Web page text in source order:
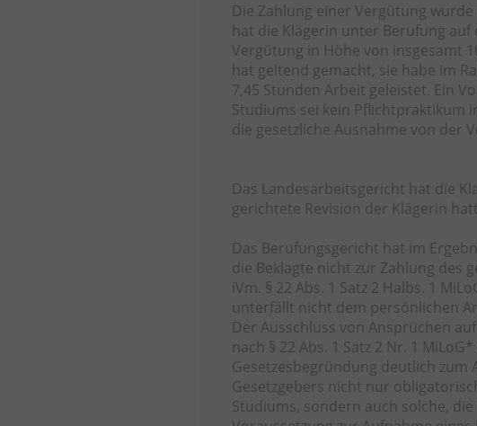
Die Zahlung einer Vergütung
hat die Klägerin unter Berufung auf
Vergütung in Höhe von insgesamt
hat geltend gemacht, sie habe im
7,45 Stunden Arbeit geleistet. Ein
Studiums sei kein Pflichtpraktikum
die gesetzliche Ausnahme von der
Das Landesarbeitsgericht hat die
gerichtete Revision der Klägerin
Das Berufungsgericht hat im
die Beklagte nicht zur Zahlung des
iVm. § 22 Abs. 1 Satz 2 Halbs. 1
unterfällt nicht dem persönlichen
Der Ausschluss von Ansprüchen
nach § 22 Abs. 1 Satz 2 Nr. 1
Gesetzesbegründung deutlich zum
Gesetzgebers nicht nur
Studiums, sondern auch solche,